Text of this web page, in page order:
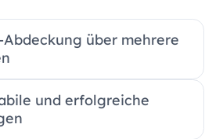
über mehrere
und erfolgreiche